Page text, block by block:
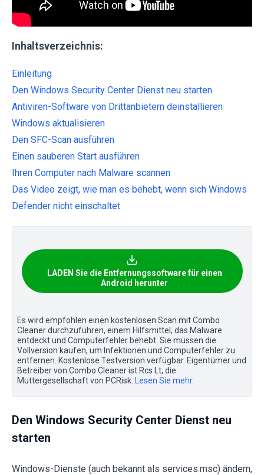
Inhaltsverzeichnis:
Einleitung
Den Windows Security Center Dienst neu starten
Antiviren-Software von Drittanbietern deinstallieren
Windows aktualisieren
Den SFC-Scan ausführen
Einen sauberen Start ausführen
Ihren Computer nach Malware scannen
Das Video zeigt, wie man es behebt, wenn sich Windows
Defender nicht einschaltet
LADEN Sie die Entfernungssoftware für einen
Android herunter
Es wird empfohlen einen kostenlosen Scan mit Combo
Cleaner durchzuführen, einem Hilfsmittel, das Malware
entdeckt und Computerfehler behebt. Sie müssen die
Vollversion kaufen, um Infektionen und Computerfehler zu
entfernen. Kostenlose Testversion verfügbar. Eigentümer und
Betreiber von Combo Cleaner ist Rcs Lt, die
Muttergesellschaft von PCRisk.
Lesen Sie mehr.
Den Windows Security Center Dienst neu
starten
Windows-Dienste (auch bekannt als services.msc) ändern,